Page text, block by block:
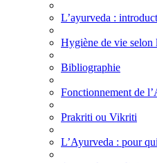
L’ayurveda :
Hygiène de vie selon
Bibliographie
Fonctionnement de
Prakriti ou Vikriti
L’Ayurveda : pour